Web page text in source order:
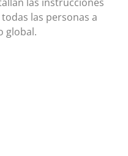
las personas a
global.